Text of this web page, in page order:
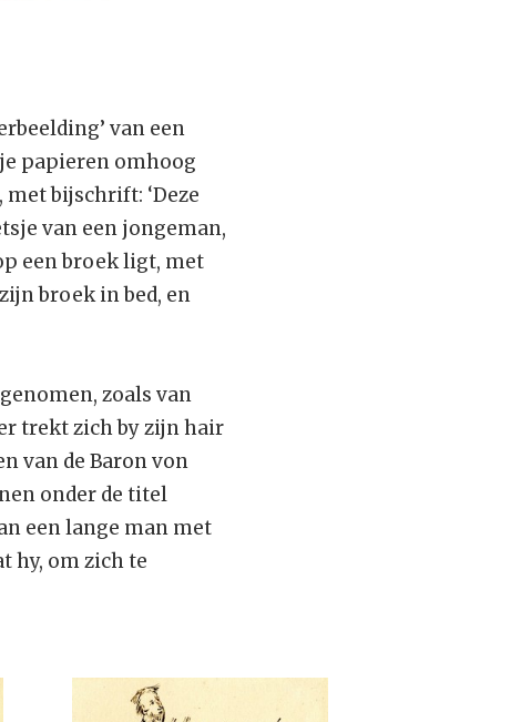
van een
papieren omhoog
bijschrift: ‘Deze
van een jongeman,
een broek ligt, met
broek in bed, en
zoals van
trekt zich by zijn hair
van de Baron von
onder de titel
een lange man met
hy, om zich te